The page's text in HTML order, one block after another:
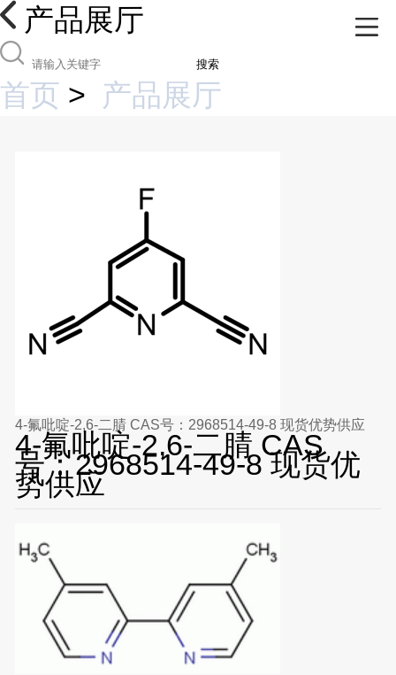
产品展厅
搜索
首页 > 产品展厅
4-氟吡啶-2,6-二腈 CAS号：2968514-49-8 现货优势供应
4-氟吡啶-2,6-二腈 CAS
号：2968514-49-8 现货优
势供应